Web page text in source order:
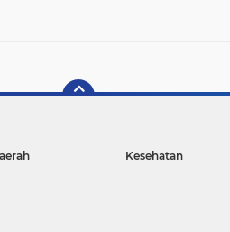
Kesehatan